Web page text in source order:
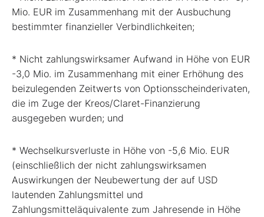
Mio. EUR im Zusammenhang mit der Ausbuchung
bestimmter finanzieller Verbindlichkeiten;
* Nicht zahlungswirksamer Aufwand in Höhe von EUR
-3,0 Mio. im Zusammenhang mit einer Erhöhung des
beizulegenden Zeitwerts von Optionsscheinderivaten,
die im Zuge der Kreos/Claret-Finanzierung
ausgegeben wurden; und
* Wechselkursverluste in Höhe von -5,6 Mio. EUR
(einschließlich der nicht zahlungswirksamen
Auswirkungen der Neubewertung der auf USD
lautenden Zahlungsmittel und
Zahlungsmitteläquivalente zum Jahresende in Höhe